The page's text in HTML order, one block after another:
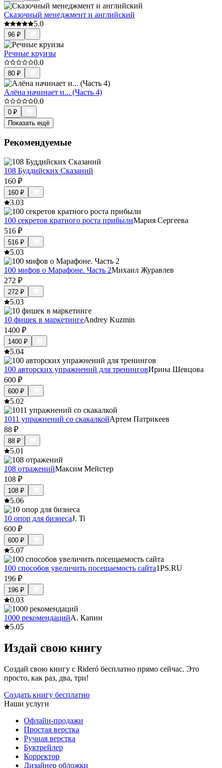
Сказочный менеджмент и английский
5.0
96 ₽
Речные круизы
0.0
80 ₽
Алёна начинает и... (Часть 4)
0.0
0 ₽
Показать ещё
Рекомендуемые
108 Буддийских Сказаний
160 ₽
160 ₽
3.03
100 секретов кратного роста прибылиМария Сергеева
516 ₽
516 ₽
5.03
100 мифов о Марафоне. Часть 2Михаил Журавлев
272 ₽
272 ₽
5.03
10 фишек в маркетингеAndrey Kuzmin
1400 ₽
1400 ₽
5.04
100 авторских упражнений для тренинговИрина Шевцова
600 ₽
600 ₽
5.02
1011 упражнений со скакалкойАртем Патрикеев
88 ₽
88 ₽
5.01
108 отраженийМаксим Мейстер
108 ₽
108 ₽
5.06
10 опор для бизнесаJ. Ti
600 ₽
600 ₽
5.07
100 способов увеличить посещаемость сайта1PS.RU
196 ₽
196 ₽
0.03
1000 рекомендацийА. Капин
5.05
Издай свою книгу
Создай свою книгу с Rideró бесплатно прямо сейчас. Это
просто, как раз, два, три!
Создать книгу бесплатно
Наши услуги
Офлайн-продажи
Простая верстка
Ручная верстка
Буктрейлер
Корректор
Дизайнер обложки